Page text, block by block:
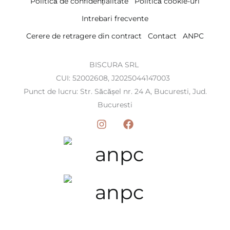
Intrebari frecvente
Cerere de retragere din contract
Contact ANPC
BISCURA SRL
CUI: 52002608, J2025044147003
Punct de lucru: Str. Săcășel nr. 24 A, Bucuresti, Jud.
Bucuresti